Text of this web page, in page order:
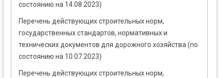
состоянию на 14.08.2023)
Перечень действующих строительных норм,
государственных стандартов, нормативных и
технических документов для дорожного хозяйства (по
состоянию на 10.07.2023)
Перечень действующих строительных норм,